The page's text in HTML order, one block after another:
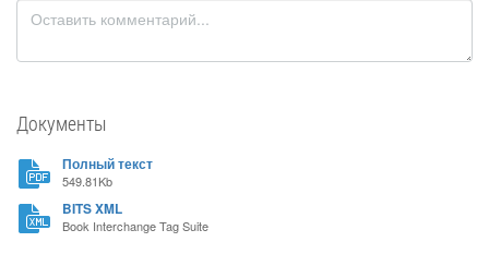
Документы
Полный текст
549.81Kb
BITS XML
Book Interchange Tag Suite